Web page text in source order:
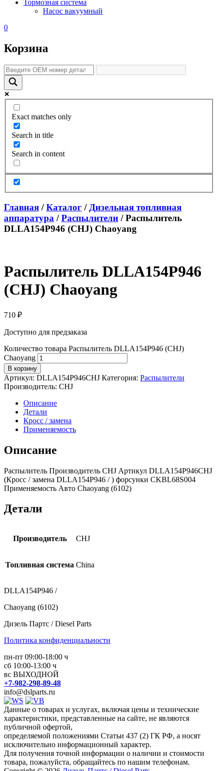
Тормозная система
Насос вакуумный
0
Корзина
Exact matches only
Search in title
Search in content
Главная /Каталог / Дизельная топливная
аппаратура /Распылители / Распылитель
DLLA154P946 (CHJ) Chaoyang
Распылитель DLLA154P946
(CHJ) Chaoyang
710 ₽
Доступно для предзаказа
Количество товара Распылитель DLLA154P946 (CHJ)
Chaoyang
В корзину
Артикул: DLLA154P946CHJ Категория: Распылители
Производитель: CHJ
Описание
Детали
Кросс / замена
Применяемость
Описание
Распылитель Производитель CHJ Артикул DLLA154P946CHJ
(Кросс / замена DLLA154P946 / ) форсунки CKBL68S004
Применяемость Авто Chaoyang (6102)
Детали
Производитель CHJ
Топливная система China
DLLA154P946 /
Chaoyang (6102)
Дизель Партс / Diesel Parts
Политика конфиденциальности
пн-пт 09:00-18:00 ч
сб 10:00-13:00 ч
вс ВЫХОДНОЙ
+7-982-298-89-48
info@dslparts.ru
Данные о товарах и услугах, включая цены и технические
характеристики, представленные на сайте, не являются
публичной офертой,
определяемой положениями Статьи 437 (2) ГК РФ, а носят
исключительно информационный характер.
Для получения точной информации о наличии и стоимости
товара, пожалуйста, обращайтесь по нашим телефонам.